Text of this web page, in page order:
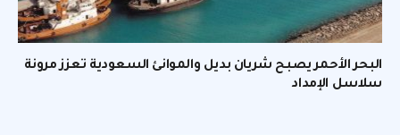
البحر الأحمر يصبح شريان بديل والموانئ السعودية تعزز مرونة
سلاسل الإمداد